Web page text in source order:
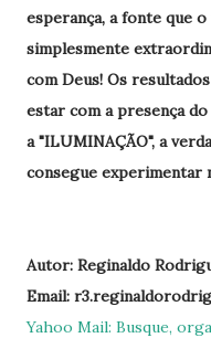
esperança, a fonte que
simplesmente
com Deus! Os
estar com a presença
a "ILUMINAÇÃO", a
consegue experimentar
Autor: Reginaldo
Email:
Yahoo Mail: Busque,